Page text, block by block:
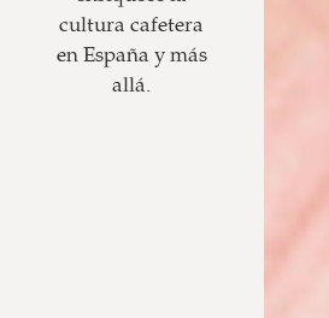
cultura cafetera
en España y más
allá.